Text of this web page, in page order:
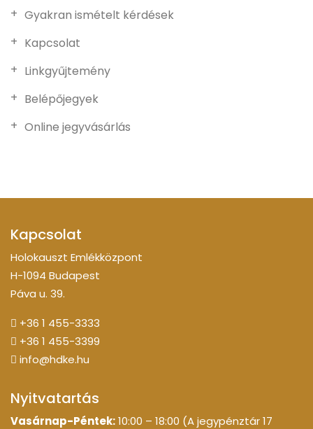
Gyakran ismételt kérdések
Kapcsolat
Linkgyűjtemény
Belépőjegyek
Online jegyvásárlás
Kapcsolat
Holokauszt Emlékközpont
H-1094 Budapest
Páva u. 39.
+36 1 455-3333
+36 1 455-3399
info@hdke.hu
Nyitvatartás
Vasárnap-Péntek:10:00 – 18:00 (A jegypénztár 17